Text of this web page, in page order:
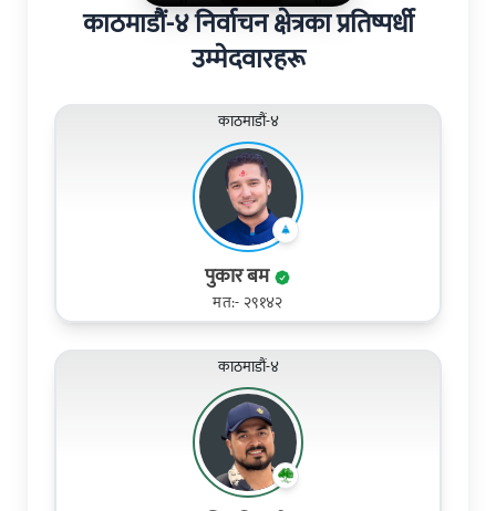
काठमाडौं-४ निर्वाचन क्षेत्रका प्रतिष्पर्धी
उम्मेदवारहरू
काठमाडौं-४
पुकार बम
मत:- २९१४२
काठमाडौं-४